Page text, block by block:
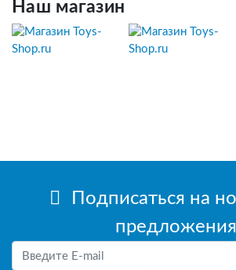
Наш магазин
Подписаться на
предложения